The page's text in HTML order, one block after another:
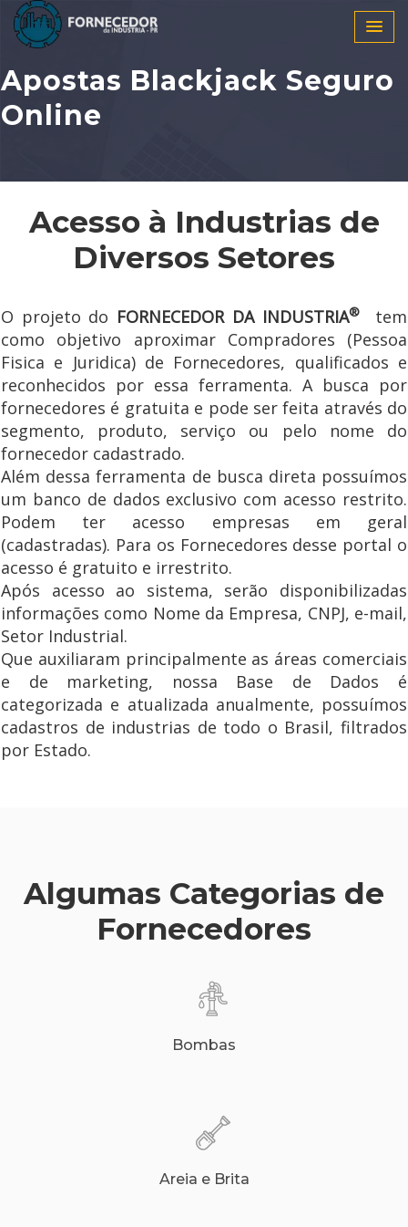
Apostas Blackjack Seguro
Online
Acesso à Industrias de
Diversos Setores
O projeto do FORNECEDOR DA INDUSTRIA®tem
como objetivo aproximar Compradores (Pessoa
Fisica e Juridica) de Fornecedores, qualificados e
reconhecidos por essa ferramenta. A busca por
fornecedores é gratuita e pode ser feita através do
segmento, produto, serviço ou pelo nome do
fornecedor cadastrado.
Além dessa ferramenta de busca direta possuímos
um banco de dados exclusivo com acesso restrito.
Podem ter acesso empresas em geral
(cadastradas). Para os Fornecedores desse portal o
acesso é gratuito e irrestrito.
Após acesso ao sistema, serão disponibilizadas
informações como Nome da Empresa, CNPJ, e-mail,
Setor Industrial.
Que auxiliaram principalmente as áreas comerciais
e de marketing, nossa Base de Dados é
categorizada e atualizada anualmente, possuímos
cadastros de industrias de todo o Brasil, filtrados
por Estado.
Algumas Categorias de
Fornecedores
Bombas
Areia e Brita